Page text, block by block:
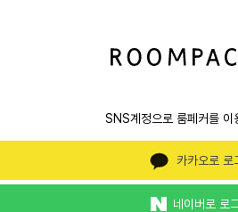
SNS계정으로 룸페커를 이
카카오로 로
네이버로 로